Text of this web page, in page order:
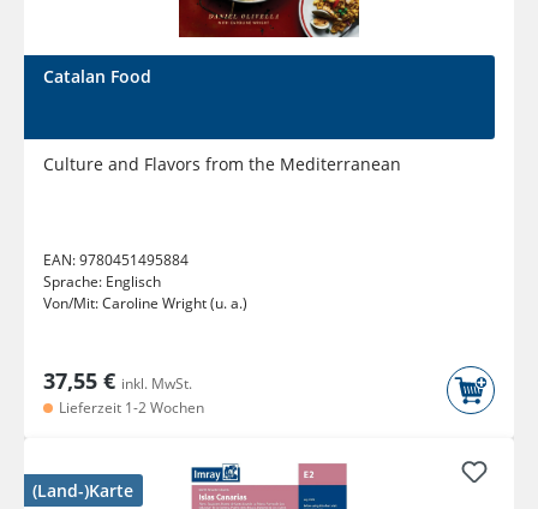
Catalan Food
Culture and Flavors from the Mediterranean
EAN:9780451495884
Sprache: Englisch
Von/Mit:Caroline Wright (u. a.)
37,55 € inkl. MwSt.
Lieferzeit 1-2 Wochen
(Land-)Karte